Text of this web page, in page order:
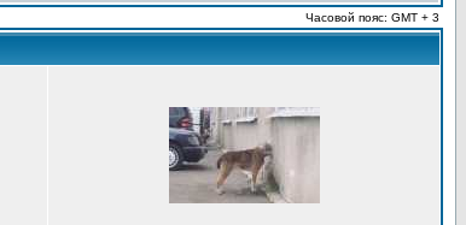
Часовой пояс: GMT + 3